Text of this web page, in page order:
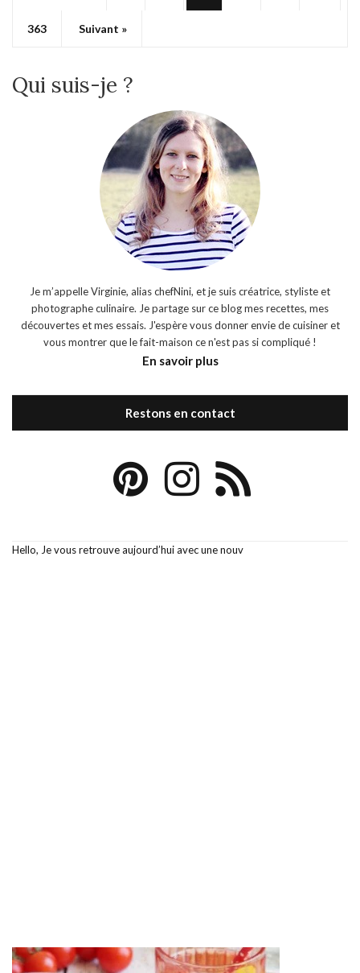
363 Suivant »
Qui suis-je ?
Je m’appelle Virginie, alias chefNini, et je suis créatrice, styliste et
photographe culinaire. Je partage sur ce blog mes recettes, mes
découvertes et mes essais. J'espère vous donner envie de cuisiner et
vous montrer que le fait-maison ce n'est pas si compliqué !
En savoir plus
Restons en contact
Hello, Je vous retrouve aujourd’hui avec une nouv